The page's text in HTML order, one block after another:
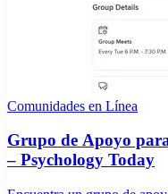
Comunidades en Línea
Grupo de Apoyo
– Psychology Today